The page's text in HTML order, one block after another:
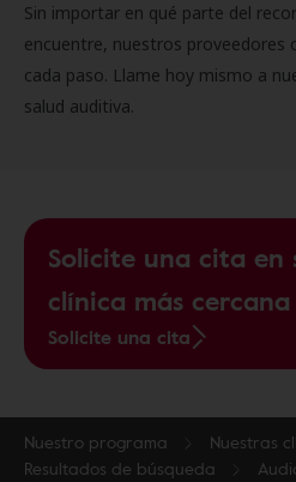
Sin importar en qué parte del
encuentre, nuestros proveedores
cada paso. Llame hoy mismo a
salud auditiva.
Solicite una cita en
clínica más cercana
Solicite una cita
Nuestro programa
Nuestras
Resultados de búsqueda